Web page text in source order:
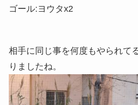
ゴール:ヨウタx2
相手に同じ事を何度もやられて
りましたね。